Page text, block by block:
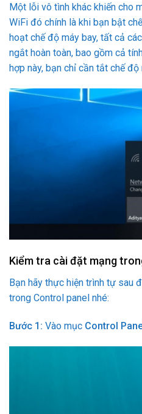
Một lỗi vô tình khác khiến cho
WiFi đó chính là khi bạn bật
hoạt chế độ máy bay, tất cả
ngắt hoàn toàn, bao gồm cả
hợp này, bạn chỉ cần tắt chế độ
Kiểm tra cài đặt mạng
Bạn hãy thực hiện trình tự sau
trong Control panel nhé:
Bước 1: Vào mục Control